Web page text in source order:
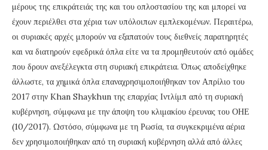
μέρους της επικράτειάς της και του οπλοστασίου της και μπορεί να
έχουν περιέλθει στα χέρια των υπόλοιπων εμπλεκομένων. Περαιτέρω,
οι συριακές αρχές μπορούν να εξαπατούν τους διεθνείς παρατηρητές
και να διατηρούν εφεδρικά όπλα είτε να τα προμηθευτούν από ομάδες
που δρουν ανεξέλεγκτα στη συριακή επικράτεια. Όπως αποδείχθηκε
άλλωστε, τα χημικά όπλα επαναχρησιμοποιήθηκαν τον Απρίλιο του
2017 στην Khan Shaykhun της επαρχίας Ιντλίμπ από τη συριακή
κυβέρνηση, σύμφωνα με την άποψη του κλιμακίου έρευνας του ΟΗΕ
(10/2017). Ωστόσο, σύμφωνα με τη Ρωσία, τα συγκεκριμένα αέρια
δεν χρησιμοποιήθηκαν από τη συριακή κυβέρνηση αλλά από άλλες